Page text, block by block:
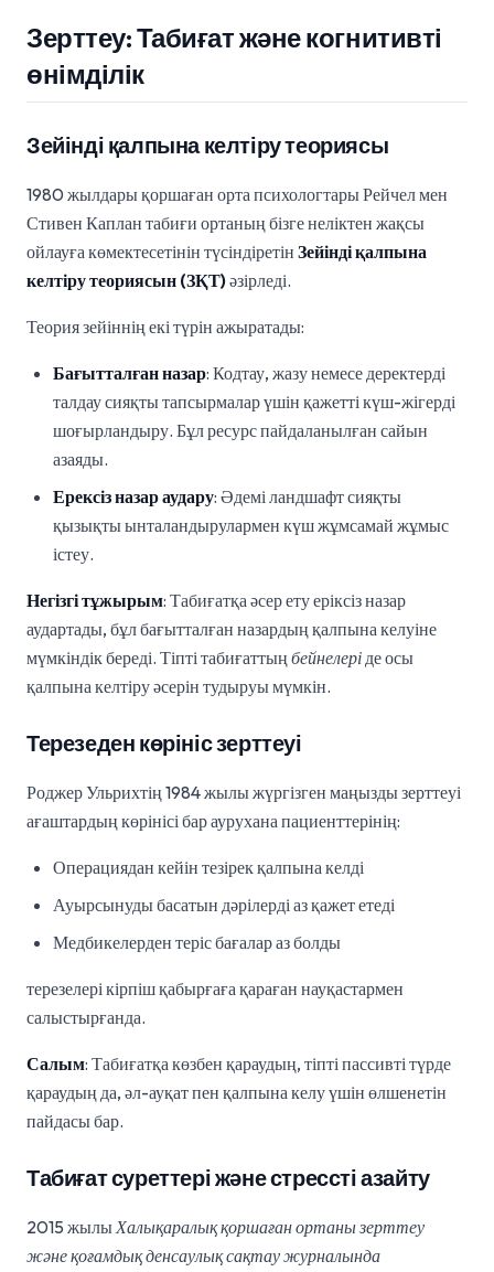
Зерттеу: Табиғат және когнитивті
өнімділік
Зейінді қалпына келтіру теориясы
1980 жылдары қоршаған орта психологтары Рейчел мен
Стивен Каплан табиғи ортаның бізге неліктен жақсы
ойлауға көмектесетінін түсіндіретін Зейінді қалпына
келтіру теориясын (ЗҚТ)әзірледі.
Теория зейіннің екі түрін ажыратады:
Бағытталған назар: Кодтау, жазу немесе деректерді
талдау сияқты тапсырмалар үшін қажетті күш-жігерді
шоғырландыру. Бұл ресурс пайдаланылған сайын
азаяды.
Ерексіз назар аудару: Әдемі ландшафт сияқты
қызықты ынталандырулармен күш жұмсамай жұмыс
істеу.
Негізгі тұжырым: Табиғатқа әсер ету еріксіз назар
аудартады, бұл бағытталған назардың қалпына келуіне
мүмкіндік береді. Тіпті табиғаттыңбейнелеріде осы
қалпына келтіру әсерін тудыруы мүмкін.
Терезеден көрініс зерттеуі
Роджер Ульрихтің 1984 жылы жүргізген маңызды зерттеуі
ағаштардың көрінісі бар аурухана пациенттерінің:
Операциядан кейін тезірек қалпына келді
Ауырсынуды басатын дәрілерді аз қажет етеді
Медбикелерден теріс бағалар аз болды
терезелері кірпіш қабырғаға қараған науқастармен
салыстырғанда.
Салым: Табиғатқа көзбен қараудың, тіпті пассивті түрде
қараудың да, әл-ауқат пен қалпына келу үшін өлшенетін
пайдасы бар.
Табиғат суреттері және стрессті азайту
2015 жылыХалықаралық қоршаған ортаны зерттеу
және қоғамдық денсаулық сақтау журналында